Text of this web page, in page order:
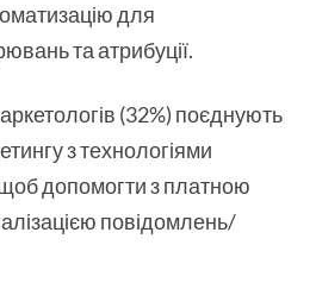
для
та атрибуції.
(32%) поєднують
з технологіями
допомогти з платною
повідомлень/